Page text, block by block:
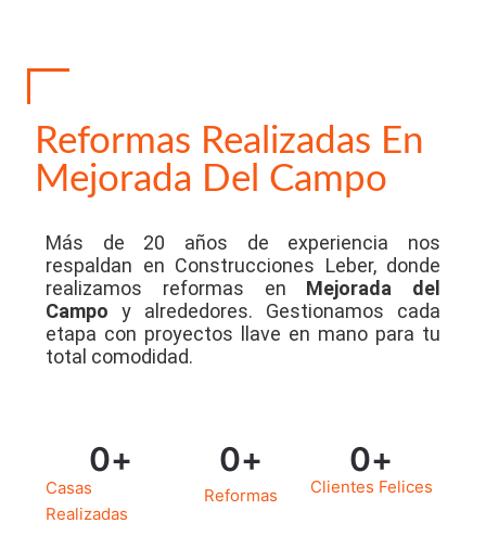
Reformas Realizadas En
Mejorada Del Campo
Más de 20 años de experiencia nos
respaldan en Construcciones Leber, donde
realizamos reformas en Mejorada del
Campo y alrededores. Gestionamos cada
etapa con proyectos llave en mano para tu
total comodidad.
Casas
Realizadas
0+
Reformas
0+
Clientes Felices
0+